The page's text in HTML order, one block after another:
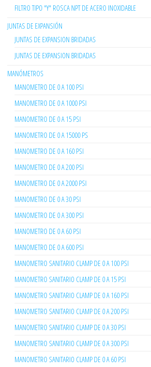
FILTRO TIPO "Y" ROSCA NPT DE ACERO INOXIDABLE
JUNTAS DE EXPANSIÓN
JUNTAS DE EXPANSION BRIDADAS
JUNTAS DE EXPANSION BRIDADAS
MANÓMETROS
MANOMETRO DE 0 A 100 PSI
MANOMETRO DE 0 A 1000 PSI
MANOMETRO DE 0 A 15 PSI
MANOMETRO DE 0 A 15000 PS
MANOMETRO DE 0 A 160 PSI
MANOMETRO DE 0 A 200 PSI
MANOMETRO DE 0 A 2000 PSI
MANOMETRO DE 0 A 30 PSI
MANOMETRO DE 0 A 300 PSI
MANOMETRO DE 0 A 60 PSI
MANOMETRO DE 0 A 600 PSI
MANOMETRO SANITARIO CLAMP DE 0 A 100 PSI
MANOMETRO SANITARIO CLAMP DE 0 A 15 PSI
MANOMETRO SANITARIO CLAMP DE 0 A 160 PSI
MANOMETRO SANITARIO CLAMP DE 0 A 200 PSI
MANOMETRO SANITARIO CLAMP DE 0 A 30 PSI
MANOMETRO SANITARIO CLAMP DE 0 A 300 PSI
MANOMETRO SANITARIO CLAMP DE 0 A 60 PSI